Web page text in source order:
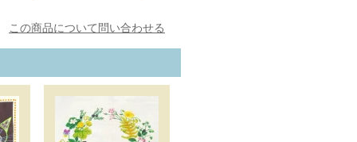
この商品について問い合わせる